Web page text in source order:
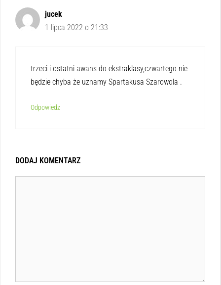
jucek
1 lipca 2022 o 21:33
trzeci i ostatni awans do ekstraklasy,czwartego nie
będzie chyba że uznamy Spartakusa Szarowola .
Odpowiedz
DODAJ KOMENTARZ